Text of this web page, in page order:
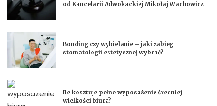
od Kancelarii Adwokackiej Mikołaj Wachowicz
Bonding czy wybielanie – jaki zabieg
stomatologii estetycznej wybrać?
Ile kosztuje pełne wyposażenie średniej
wielkości biura?